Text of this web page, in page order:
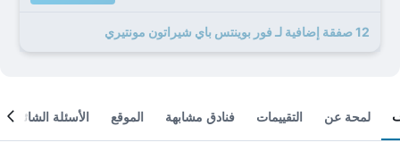
12 صفقة إضافية لـ فور بوينتس باي شيراتون مونتيري
لمحة عن التقييمات فنادق مشابهة الموقع الأسئلة الشائعة